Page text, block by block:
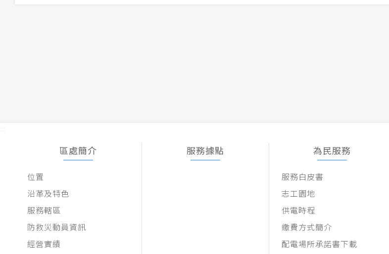
:::
區處簡介
位置
沿革及特色
服務轄區
防救災動員資訊
經營實績
服務據點 為民服務
服務白皮書
志工園地
供電時程
繳費方式簡介
配電場所承諾書下載